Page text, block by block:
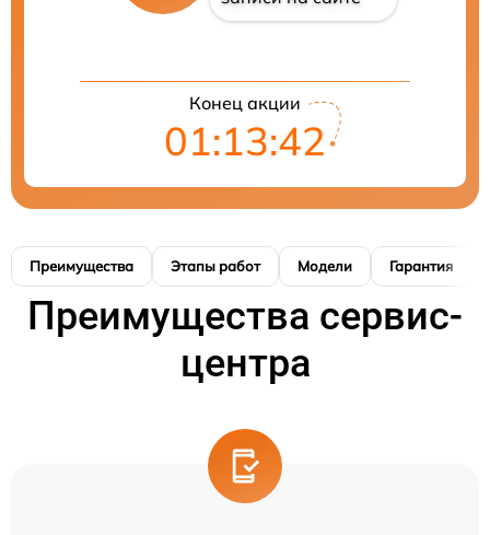
Конец акции
01:13:41
Преимущества Этапы работ Модели Гарантия
Преимущества сервис-
центра